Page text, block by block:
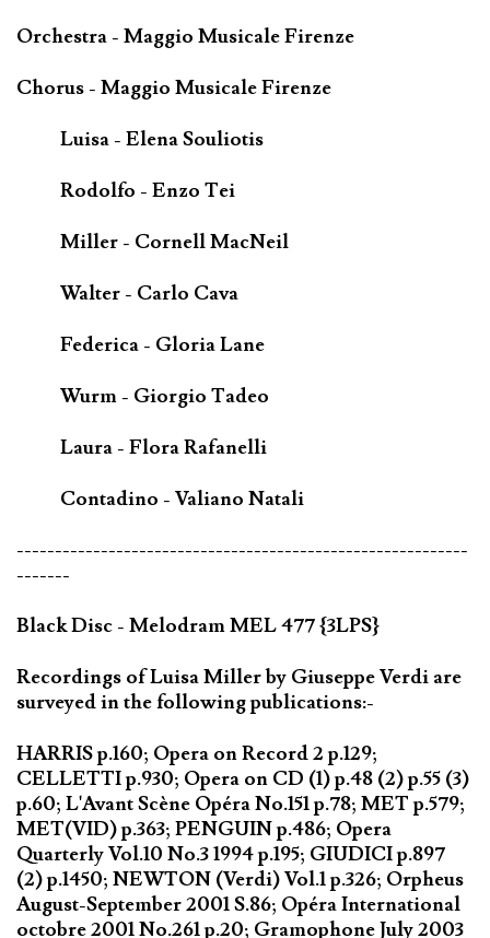
Orchestra - Maggio Musicale Firenze
Chorus - Maggio Musicale Firenze
Luisa - Elena Souliotis
Rodolfo - Enzo Tei
Miller - Cornell MacNeil
Walter - Carlo Cava
Federica - Gloria Lane
Wurm - Giorgio Tadeo
Laura - Flora Rafanelli
Contadino - Valiano Natali
-----------------------------------------------------------
-------
Black Disc - Melodram MEL 477 {3LPS}
Recordings of Luisa Miller by Giuseppe Verdi are
surveyed in the following publications:-
HARRIS p.160; Opera on Record 2 p.129;
CELLETTI p.930; Opera on CD (1) p.48 (2) p.55 (3)
p.60; L'Avant Scène Opéra No.151 p.78; MET p.579;
MET(VID) p.363; PENGUIN p.486; Opera
Quarterly Vol.10 No.3 1994 p.195; GIUDICI p.897
(2) p.1450; NEWTON (Verdi) Vol.1 p.326; Orpheus
August-September 2001 S.86; Opéra International
octobre 2001 No.261 p.20; Gramophone July 2003